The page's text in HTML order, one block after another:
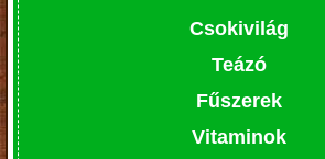
Csokivilág
Teázó
Fűszerek
Vitaminok